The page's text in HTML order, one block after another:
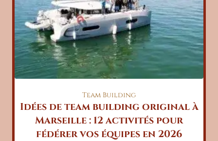
Team Building
Idées de team building original à
Marseille : 12 activités pour
fédérer vos équipes en 2026